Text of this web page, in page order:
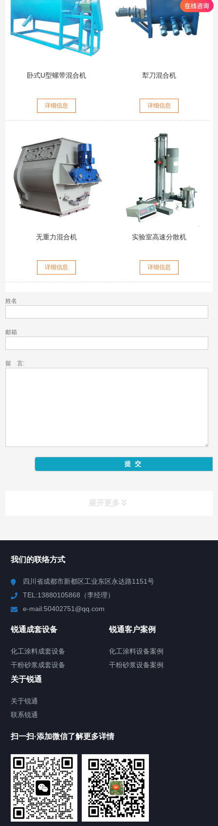
卧式U型螺带混合机
详细信息
犁刀混合机
详细信息
无重力混合机
详细信息
实验室高速分散机
详细信息
姓名
邮箱
留 言:
展开更多
混合机
输送机
化工涂料设备
其他配套设备
我们的联络方式
四川省成都市新都区工业东区永达路1151号
TEL:13880105868（李经理）
e-mail:50402751@qq.com
锐通成套设备
化工涂料成套设备
干粉砂浆成套设备
锐通客户案例
化工涂料设备案例
干粉砂浆设备案例
关于锐通
关于锐通
联系锐通
扫一扫·添加微信了解更多详情